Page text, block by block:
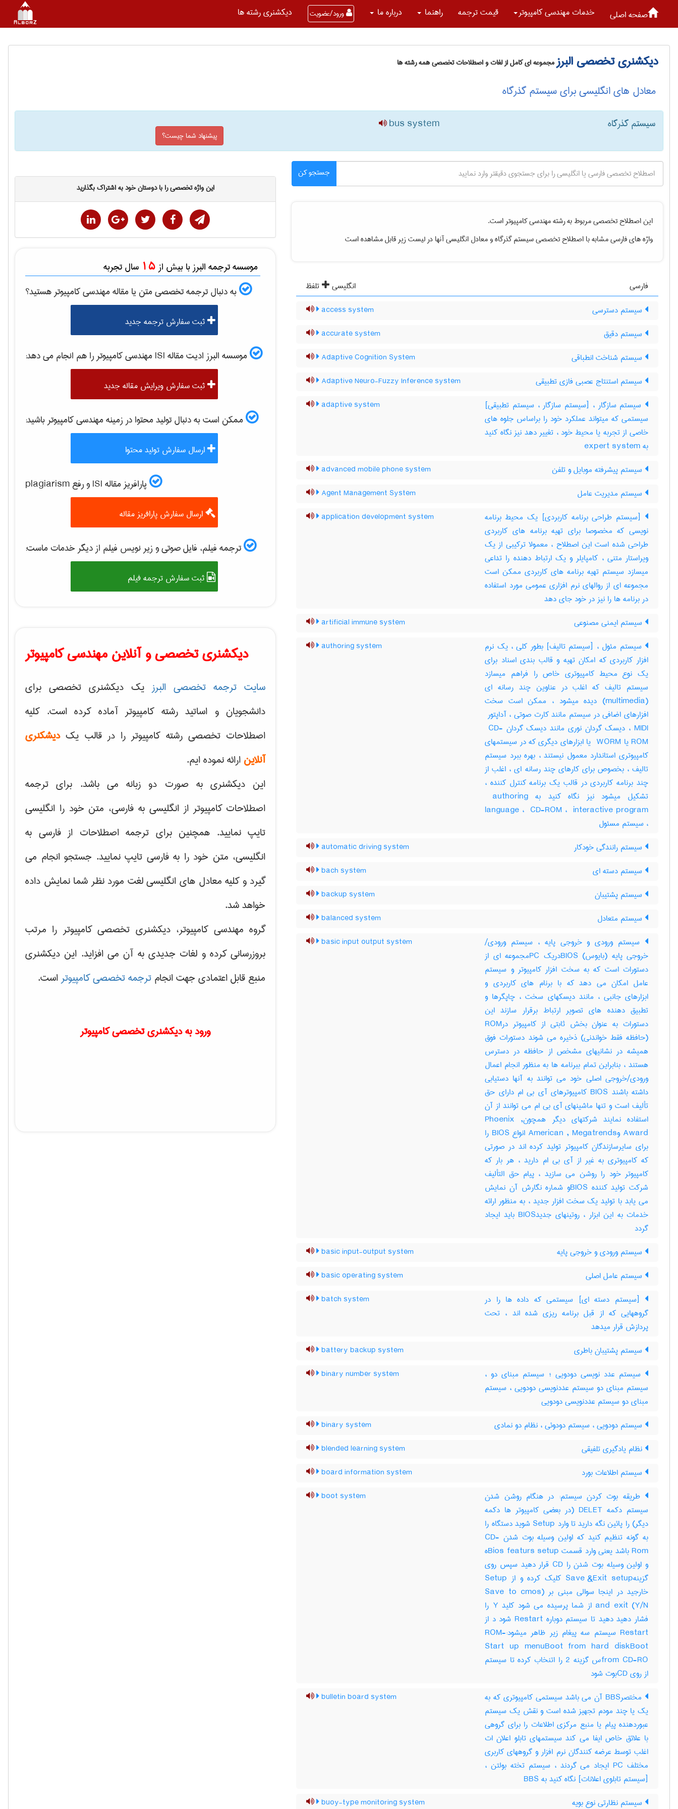
صفحه اصلی خدمات مهندسی كامپيوتر قیمت ترجمه راهنما درباره ما ورود/عضویت دیکشنری رشته ها
دیکشنری تخصصی البرزمجموعه ای کامل از لغات و اصطلاحات تخصصی همه رشته ها
معادل های انگلیسی برای سیستم گذرگاه
سیستم گذرگاه bus system
پیشنهاد شما چیست؟
جستجو کن
این اصطلاح تخصصی مربوط به رشتهمهندسی كامپيوتراست.
واژه های فارسی مشابه با اصطلاح تخصصیسیستم گذرگاهو معادل انگلیسی آنها در لیست زیر قابل مشاهده است
فارسی انگلیسی
تلفظ
سیستم دسترسی
access system
سیستم دقیق accurate system
سیستم شناخت انطباقی Adaptive Cognition System
سیستم استنتاج عصبی فازی تطبیقی Adaptive Neuro-Fuzzy Inference system
سیستم سازگار ، [سیستم سازگار ، سیستم تطبیقی]
سیستمی که میتواند عملکرد خود را براساس جلوه های
خاصی از تجربه یا محیط خود ، تغییر دهد نیز نگاه کنید
به ‎ expert system
adaptive system
سیستم پیشرفته موبایل و تلفن advanced mobile phone system
سیستم مدیریت عامل Agent Management System
[سیستم طراحی برنامه کاربردی] یک محیط برنامه
نویسی که مخصوصا برای تهیه برنامه های کاربردی
طراحی شده است این اصطلاح ، معمولا ترکیبی از یک
ویراستار متنی ، کامپایلر و یک ارتباط دهنده را تداعی
میسازد سیستم تهیه برنامه های کاربردی ممکن است
مجموعه ای از روالهای نرم افزاری عمومی مورد استفاده
در برنامه ها را نیز در خود جای دهد
application development system
سیستم ایمنی مصنوعی artificial immune system
سیستم مئول ، [سیستم تالیف] بطور کلی ، یک نرم
افزار کاربردی که امکان تهیه و قالب بندی اسناد برای
یک نوع محیط کامپیوتری خاص را فراهم میسازد
سیستم تالیف که اغلب در عناوین چند رسانه ای
(‎multimedia) دیده میشود ، ممکن است سخت
MIDI ، دیسک گردان نوری مانند دیسک گردان ‎ CD-
ROM یا ‎ WORM یا ابزارهای دیگری که در سیستمهای
کامپیوتری استاندارد معمول نیستند ، بهره ببرد سیستم
تالیف ، بخصوص برای کارهای چند رسانه ای ، اغلب از
چند برنامه کاربردی در قالب یک برنامه کنترل کننده ،
تشکیل میشود نیز نگاه کنید به ‎ authoring
language ، ‎ CD-ROM ، ‎ interactive program
، سیستم مسئول
authoring system
سیستم رانندگی خودکار automatic driving system
سیستم دسته ای bach system
سیستم پشتیبان backup system
سیستم متعادل balanced system
سیستم ورودی و خروجی پایه ، سیستم ورودی/
خروجی پایه (بایوس) BIOSدریک PCمجموعه ای از
دستورات است که به سخت افزار کامپیوتر و سیستم
عامل امکان می دهد که با برنام های کاربردی و
ابزارهای جانبی ، مانند دیسکهای سخت ، چاپگرها و
تطبیق دهنده های تصویر ارتباط برقرار سازند این
دستورات به عنوان بخش ثابتی از کامپیوتر درROM
(حافظه فقط خواندنی) ذخیره می شوند دستورات فوق
همیشه در نشانیهای مشخص از حافظه در دسترس
هستند ، بنابراین تمام ببرنامه ها به منظور انجام اعمال
ورودی/خروجی اصلی خود می توانند به آنها دستیابی
داشته باشند BIOS کامپیوترهای آی بی ام دارای حق
تألیف است و تنها ماشینهای آی بی ام می توانند از آن
استفاده نمایند شرکتهای دیگر همچونPhoenix ,
Award وAmerican , Megatrends انواع BIOS را
برای سایرسازندگان کامپیوتر تولید کرده اند در صورتی
که کامپیوتری به غیر از آی بی ام دارید ، هر بار که
کامپیوتر خود را روشن می سازید ، پیام حق التألیف
شرکت تولید کننده BIOSو شماره نگارش آن نمایش
می یابد با تولید یک سخت افزار جدید ، به منظور ارائه
خدمات به این ابزار ، روتینهای جدیدBIOS باید ایجاد
گردد
basic input output system
سیستم ورودی و خروجی پایه basic input-output system
سیستم عامل اصلی basic operating system
[سیستم دسته ای] سیستمی که داده ها را در
گروههایی که از قبل برنامه ریزی شده اند ، تحت
پردازش قرار میدهد
batch system
سیستم پشتیبان باطری battery backup system
سیستم عدد نویسی دودویی ؛ سیستم مبنای دو ،
سیستم مبنای دو سیستم عددنویسی دودویی ، سیستم
مبنای دو سیستم عددنویسی دودویی
binary number system
سیستم دودویی ، سیستم دودوئی ، نظام دو نمادی binary system
نظام یادگیری تلفیقی blended learning system
سیستم اطلاعات بورد board information system
طریقه بوت کردن سیستم: در هنگام روشن شدن
سیستم دکمه DELET (در بعضی کامپیوتر ها دکمه
دیگر) را پائین نگه دارید تا وارد Setup شوید دستگاه را
به گونه تنظیم کنید که اولین وسیله بوت شدن CD-
Rom باشد یعنی وارد قسمت Bios featurs setupه
و اولین وسیله بوت شدن را CD قرار دهید سپس روی
گزینهSave &Exit setup کلیک کرده و از Setup
خارجید در اینجا سوالی مبنی بر (Save to cmos
and exit (Y/N از شما پرسیده می شود کلید Y را
فشار دهید دهید تا سیستم دوباره Restart شود د از
Restart سیستم سه پیغام زیر ظاهر میشود:-ROM
Start up menuBoot from hard diskBoot
from CD-ROس گزینه 2 را اتنخاب کرده تا سیستم
از روی CDبوت شود
boot system
مختصرBBS آن می باشد سیستمی کامپیوتری که به
یک یا چند مودم تجهیز شده است و نقش یک سیستم
عبوردهنده پیام یا منبع مرکزی اطلاعات را برای گروهی
با علائق خاص ایفا می کند سیستمهای تابلو اعلان ات
اغلب توسط عرضه کنندگان نرم افزار و گروههای کاربری
مختلف PC ایجاد می گردند ، سیستم تخته بولتن ،
[سیستم تابلوی اعلانات] نگاه کنید به ‎ BBS
bulletin board system
سیستم نظارتی نوع بویه buoy-type monitoring system
این واژه تخصصی را با دوستان خود به اشتراک بگذارید
موسسه ترجمه البرز با بیش از 15 سال تجربه
به دنبال ترجمه تخصصی متن یا مقالهمهندسی كامپيوترهستید؟
ثبت سفارش ترجمه جدید
موسسه البرز ادیت مقاله ISI مهندسی كامپيوتررا هم انجام می دهد:
ثبت سفارش ویرایش مقاله جدید
ممکن است به دنبال تولید محتوا در زمینهمهندسی كامپيوترباشید:
ارسال سفارش تولید محتوا
پارافریز مقاله ISI و رفع plagiarism
ارسال سفارش پارافریز مقاله
ترجمه فیلم، فایل صوتی و زیر نویس فیلم از دیگر خدمات ماست:
ثبت سفارش ترجمه فیلم
دیکشنری تخصصی و آنلاین مهندسی کامپیوتر
سایت ترجمه تخصصی البرزیک دیکشنری تخصصی برای
دانشجویان و اساتید رشته کامپیوتر آماده کرده است. کلیه
اصطلاحات تخصصی رشته کامپیوتر را در قالب یکدیشکنری
آنلاین ارائه نموده ایم.
این دیکشنری به صورت دو زبانه می باشد. برای ترجمه
اصطلاحات کامپیوتر از انگلیسی به فارسی، متن خود را انگلیسی
تایپ نمایید. همچنین برای ترجمه اصطلاحات از فارسی به
انگلیسی، متن خود را به فارسی تایپ نمایید. جستجو انجام می
گیرد و کلیه معادل های انگلیسی لغت مورد نظر شما نمایش داده
خواهد شد.
گروه مهندسی کامپیوتر، دیکشنری تخصصی کامپیوتر را مرتب
بروزرسانی کرده و لغات جدیدی به آن می افزاید. این دیکشنری
منبع قابل اعتمادی جهت انجام ترجمه تخصصی کامپیوتراست.
ورود به دیکشنری تخصصی کامپیوتر